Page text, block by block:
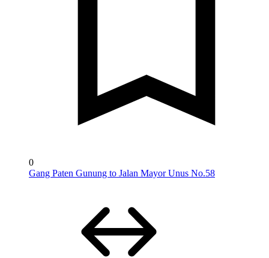
0
Gang Paten Gunung to Jalan Mayor Unus No.58